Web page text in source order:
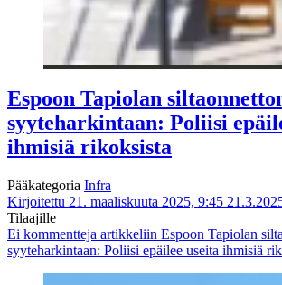
Espoon Tapiolan
syyteharkintaan: Poliisi
ihmisiä rikoksista
Pääkategoria Infra
Kirjoitettu 21. maaliskuuta 2025, 9:45
Tilaajille
Ei kommentteja artikkeliin Espoon Tapiolan
syyteharkintaan: Poliisi epäilee useita ihmisiä